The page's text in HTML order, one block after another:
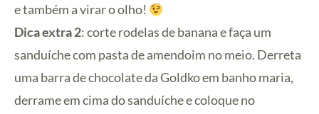
e também a virar o olho!
Dica extra 2: corte rodelas de banana e faça um
sanduíche com pasta de amendoim no meio. Derreta
uma barra de chocolate da Goldko em banho maria,
derrame em cima do sanduíche e coloque no